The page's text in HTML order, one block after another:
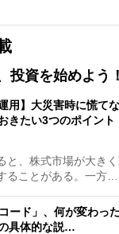
投資を始めよう
運用】大災害時に慌て
きたい3つのポイン
、株式市場が大き
ることがある。一方…
ード」、何が変わっ
具体的な説…